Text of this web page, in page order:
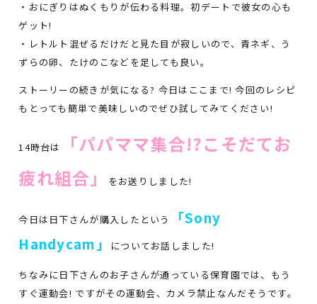
・おにぎりはぬくもりが伝わる料理。初デートで彼女の心も
ゲット!
・レトルト混ぜるだけだと見た目が寂しいので、青ネギ、う
ずらの卵、たけのこなどを足しても良い。
ストーリーの続きが気になる? 今日はここまで! 今回のレシピ
もとっても簡単で美味しいのでぜひ試してみてください!
14時台は
「パパママ集合!?こそだてお
疲れ組合」
をお送りしました!
今日は日下さんが購入したという
「Sony
Handycam」
についてお話しました!
ちなみに日下さんのお子さんが通っている保育園では、もう
すぐ運動会! ですがその運動会、カメラ禁止なんだそうです。